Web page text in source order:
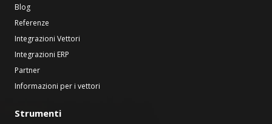
Blog
Referenze
Integrazioni Vettori
Integrazioni ERP
Partner
Informazioni per i vettori
Strumenti